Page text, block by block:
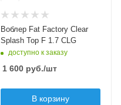
Вес приманки, гр
1.7
Плавучесть
floating (F)
Воблер Fat Factory Clear
Splash Top F 1.7 CLG
доступно к заказу
1 600руб./шт
В корзину